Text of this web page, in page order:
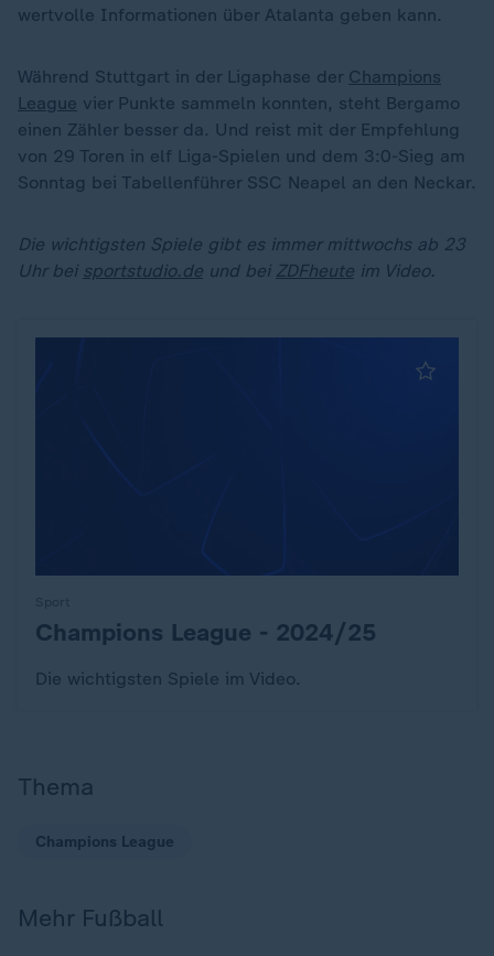
wertvolle Informationen über Atalanta geben kann.
Während Stuttgart in der Ligaphase der Champions
League vier Punkte sammeln konnten, steht Bergamo
einen Zähler besser da. Und reist mit der Empfehlung
von 29 Toren in elf Liga-Spielen und dem 3:0-Sieg am
Sonntag bei Tabellenführer SSC Neapel an den Neckar.
Die wichtigsten Spiele gibt es immer mittwochs ab 23
Uhr bei sportstudio.de und bei ZDFheute im Video.
:Champions League - 2024/25
Die wichtigsten Spiele im Video.
Thema
Champions League
Mehr Fußball